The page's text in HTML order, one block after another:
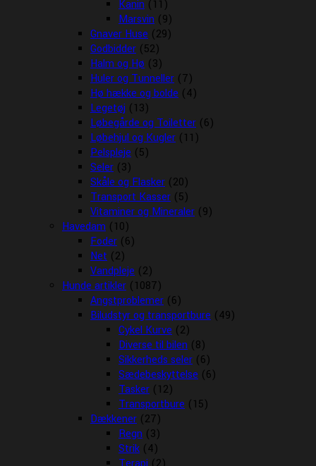
Kanin (11)
Marsvin (9)
Gnaver Huse (29)
Godbidder (52)
Halm og Hø (3)
Huler og Tunneller (7)
Hø hække og bolde (4)
Legetøj (13)
Løbegårde og Toiletter (6)
Løbehjul og Kugler (11)
Pelspleje (5)
Seler (3)
Skåle og Flasker (20)
Transport Kasser (5)
Vitaminer og Mineraler (9)
Havedam (10)
Foder (6)
Net (2)
Vandpleje (2)
Hunde artikler (1087)
Angstproblemer (6)
Biludstyr og transportbure (49)
Cykel Kurve (2)
Diverse til bilen (8)
Sikkerheds seler (6)
Sædebeskyttelse (6)
Tasker (12)
Transportbure (15)
Dækkener (27)
Regn (3)
Strik (4)